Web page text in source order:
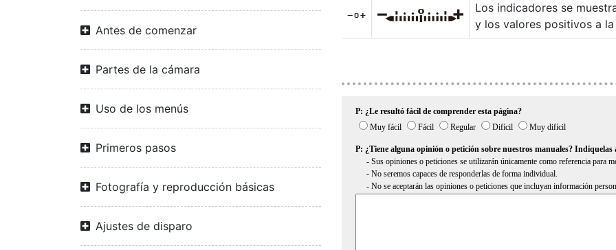
Antes de comenzar
Partes de la cámara
Uso de los menús
Primeros pasos
Fotografía y reproducción básicas
Ajustes de disparo
W
Los indicadores se
y los valores positivos a la